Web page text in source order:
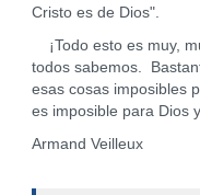
Cristo es de Dios".
¡Todo esto es muy,
todos sabemos.
esas cosas imposibles
es imposible para Dios
Armand Veilleux